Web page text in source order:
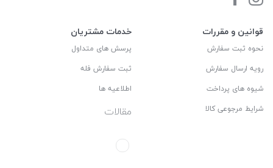
قوانین و مقررات
نحوه ثبت سفارش
رویه ارسال سفارش
شیوه های پرداخت
شرایط مرجوعی کالا
خدمات مشتریان
پرسش های متداول
ثبت سفارش فله
اطلاعیه ها
مقالات